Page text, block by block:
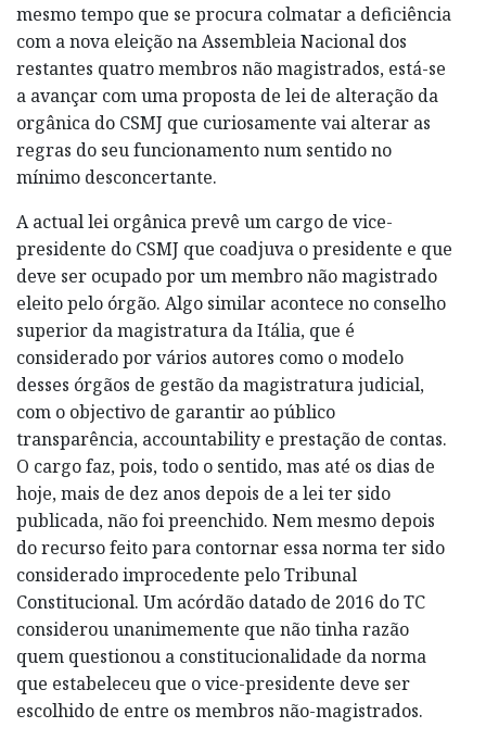
mesmo tempo que se procura colmatar a deficiência
com a nova eleição na Assembleia Nacional dos
restantes quatro membros não magistrados, está-se
a avançar com uma proposta de lei de alteração da
orgânica do CSMJ que curiosamente vai alterar as
regras do seu funcionamento num sentido no
mínimo desconcertante.
A actual lei orgânica prevê um cargo de vice-
presidente do CSMJ que coadjuva o presidente e que
deve ser ocupado por um membro não magistrado
eleito pelo órgão. Algo similar acontece no conselho
superior da magistratura da Itália, que é
considerado por vários autores como o modelo
desses órgãos de gestão da magistratura judicial,
com o objectivo de garantir ao público
transparência, accountability e prestação de contas.
O cargo faz, pois, todo o sentido, mas até os dias de
hoje, mais de dez anos depois de a lei ter sido
publicada, não foi preenchido. Nem mesmo depois
do recurso feito para contornar essa norma ter sido
considerado improcedente pelo Tribunal
Constitucional. Um acórdão datado de 2016 do TC
considerou unanimemente que não tinha razão
quem questionou a constitucionalidade da norma
que estabeleceu que o vice-presidente deve ser
escolhido de entre os membros não-magistrados.